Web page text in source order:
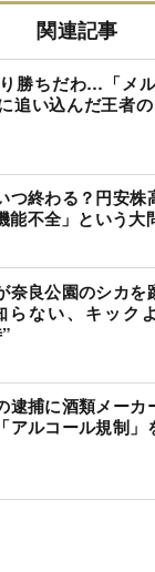
関連記事
勝ちだわ…「メ
追い込んだ王者
つ終わる？円安株
能不全」という大
奈良公園のシカを
らない、キック
逮捕に酒類メーカ
ルコール規制」